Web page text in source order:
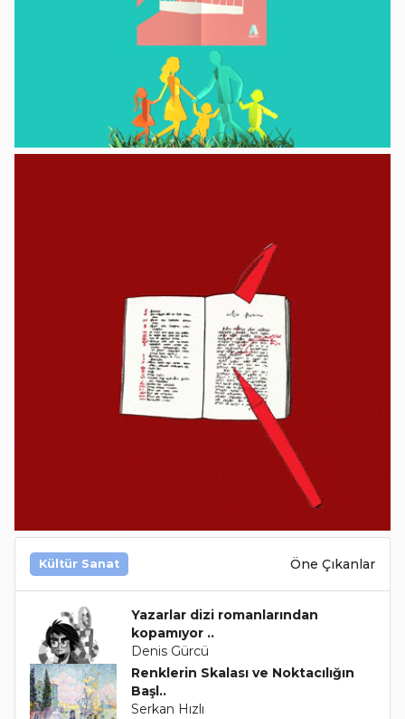
Kültür Sanat Öne Çıkanlar
Yazarlar dizi romanlarından
kopamıyor ..
Denis Gürcü
Renklerin Skalası ve Noktacılığın
Başl..
Serkan Hızlı